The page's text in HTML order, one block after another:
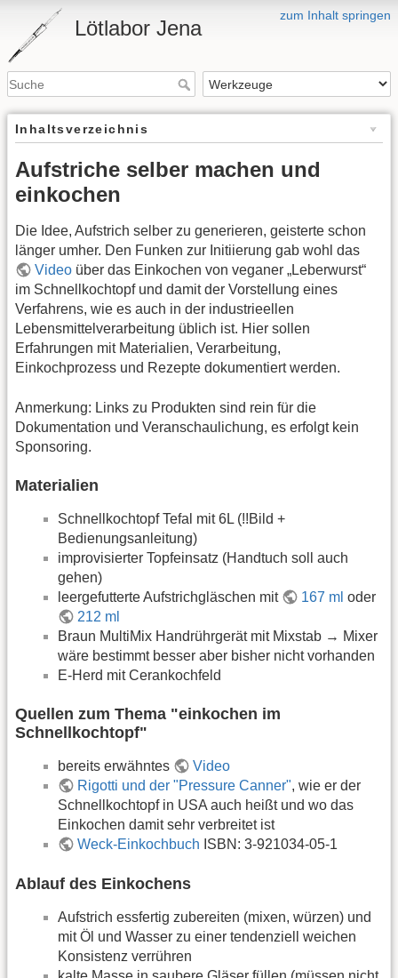
zum Inhalt springen
Lötlabor Jena
Inhaltsverzeichnis
Aufstriche selber machen und
einkochen
Die Idee, Aufstrich selber zu generieren, geisterte schon
länger umher. Den Funken zur Initiierung gab wohl das
Video über das Einkochen von veganer „Leberwurst“
im Schnellkochtopf und damit der Vorstellung eines
Verfahrens, wie es auch in der industrieellen
Lebensmittelverarbeitung üblich ist. Hier sollen
Erfahrungen mit Materialien, Verarbeitung,
Einkochprozess und Rezepte dokumentiert werden.
Anmerkung: Links zu Produkten sind rein für die
Dokumentation und Veranschaulichung, es erfolgt kein
Sponsoring.
Materialien
Schnellkochtopf Tefal mit 6L (!!Bild +
Bedienungsanleitung)
improvisierter Topfeinsatz (Handtuch soll auch
gehen)
leergefutterte Aufstrichgläschen mit
167 ml oder
212 ml
Braun MultiMix Handrührgerät mit Mixstab → Mixer
wäre bestimmt besser aber bisher nicht vorhanden
E-Herd mit Cerankochfeld
Quellen zum Thema "einkochen im
Schnellkochtopf"
bereits erwähntes
Video
Rigotti und der "Pressure Canner", wie er der
Schnellkochtopf in USA auch heißt und wo das
Einkochen damit sehr verbreitet ist
Weck-Einkochbuch ISBN: 3-921034-05-1
Ablauf des Einkochens
Aufstrich essfertig zubereiten (mixen, würzen) und
mit Öl und Wasser zu einer tendenziell weichen
Konsistenz verrühren